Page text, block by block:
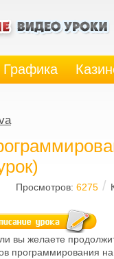
Графика
Просмотров: 6275 /
вы желаете
программирования